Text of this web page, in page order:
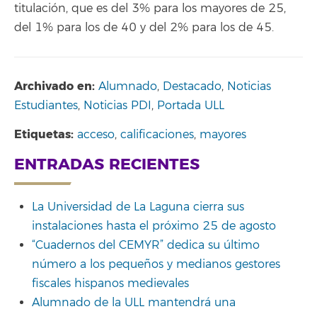
titulación, que es del 3% para los mayores de 25,
del 1% para los de 40 y del 2% para los de 45.
Archivado en: Alumnado, Destacado, Noticias
Estudiantes, Noticias PDI, Portada ULL
Etiquetas: acceso, calificaciones, mayores
ENTRADAS RECIENTES
La Universidad de La Laguna cierra sus
instalaciones hasta el próximo 25 de agosto
“Cuadernos del CEMYR” dedica su último
número a los pequeños y medianos gestores
fiscales hispanos medievales
Alumnado de la ULL mantendrá una